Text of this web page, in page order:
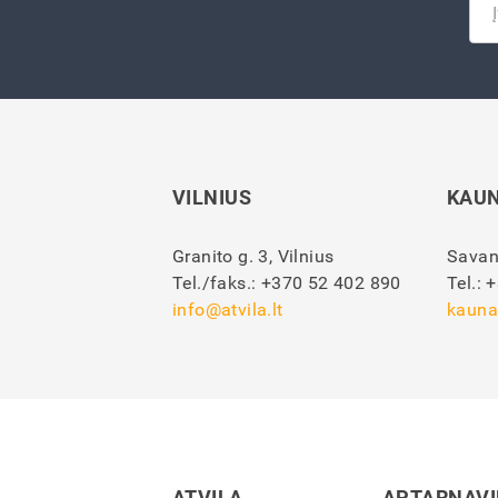
VILNIUS
Granito g. 3, Vilnius
Tel./faks.: +370 52 402 890
info@atvila.lt
Tel.: